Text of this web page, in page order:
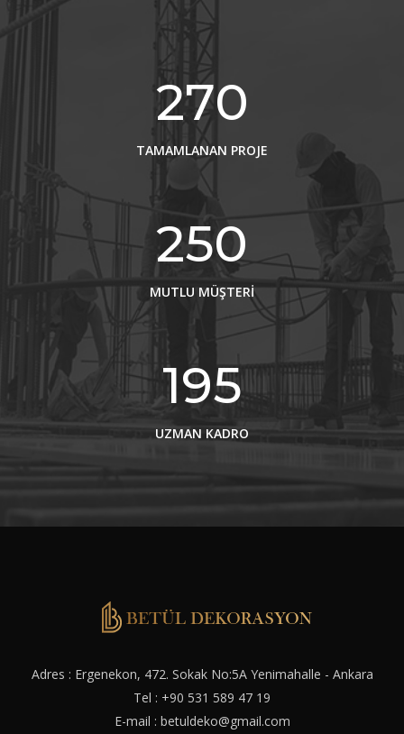
270
TAMAMLANAN PROJE
250
MUTLU MÜŞTERİ
195
UZMAN KADRO
Adres : Ergenekon, 472. Sokak No:5A Yenimahalle - Ankara
Tel : +90 531 589 47 19
E-mail : betuldeko@gmail.com